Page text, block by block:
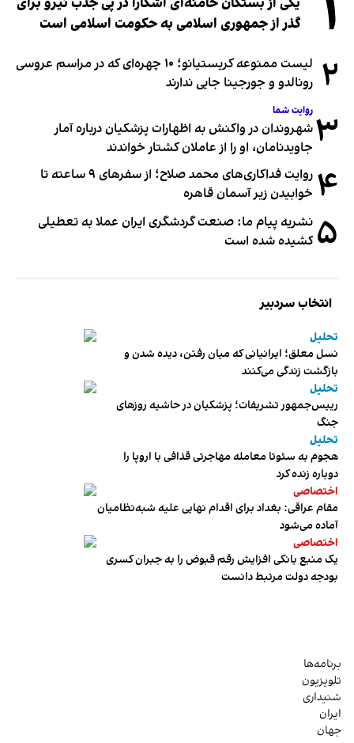
۱
گذر از جمهوری اسلامی به حکومت اسلامی است
۲
لیست ممنوعه کریستیانو؛ ۱۰ چهره‌ای که در مراسم عروسی
رونالدو و جورجینا جایی ندارند
۳ روایت شما
شهروندان در واکنش به اظهارات پزشکیان درباره آمار
جاویدنامان، او را از عاملان کشتار خواندند
۴
روایت فداکاری‌های محمد صلاح؛ از سفرهای ۹ ساعته تا
خوابیدن زیر آسمان قاهره
۵ نشریه پیام ما: صنعت گردشگری ایران عملا به تعطیلی
کشیده شده است
انتخاب سردبیر
تحلیل
نسل معلق؛ ایرانیانی که میان رفتن، دیده شدن و
بازگشت زندگی می‌کنند
تحلیل
رییس‌جمهور تشریفات؛ پزشکیان در حاشیه روزهای
جنگ
تحلیل
هجوم به سئوتا معامله مهاجرتی قذافی با اروپا را
دوباره زنده کرد
اختصاصی
مقام عراقی: بغداد برای اقدام نهایی علیه شبه‌نظامیان
آماده می‌شود
اختصاصی
یک منبع بانکی افزایش رقم قبوض را به جبران کسری
بودجه دولت مرتبط دانست
برنامه‌ها
تلویزیون
شنیداری
ایران
جهان